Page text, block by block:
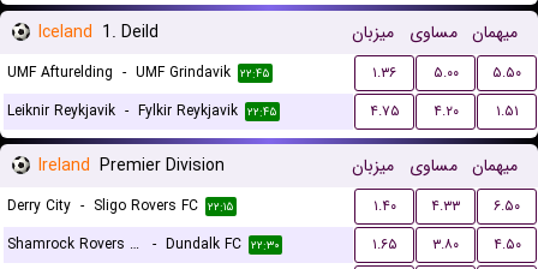
Iceland 1. Deild میزبان مساوی میهمان
UMF Afturelding - UMF Grindavik ۲۲:۴۵ ۱.۳۶ ۵.۰۰
۵.۵۰
Leiknir Reykjavik - Fylkir Reykjavik ۲۲:۴۵ ۴.۷۵ ۴.۲۰ ۱.۵۱
Ireland Premier Division میزبان مساوی میهمان
Derry City - Sligo Rovers FC ۲۲:۱۵ ۱.۴۰ ۴.۳۳
۶.۵۰
Shamrock Rovers FC
- Dundalk FC ۲۲:۳۰ ۱.۶۵ ۳.۸۰
۴.۵۰